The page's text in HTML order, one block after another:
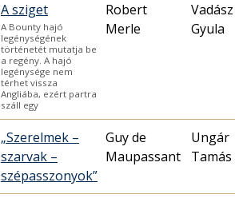
A sziget
A Bounty hajó
legénységének
történetét mutatja be
a regény. A hajó
legénysége nem
térhet vissza
Angliába, ezért partra
száll egy
Robert
Merle
Vadász
Gyula
„Szerelmek –
szarvak –
szépasszonyok”
Guy de
Maupassant
Ungár
Tamás